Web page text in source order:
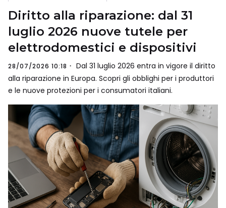
Diritto alla riparazione: dal 31
luglio 2026 nuove tutele per
elettrodomestici e dispositivi
28/07/2026 10:18
Dal 31 luglio 2026 entra in vigore il diritto
alla riparazione in Europa. Scopri gli obblighi per i produttori
e le nuove protezioni per i consumatori italiani.